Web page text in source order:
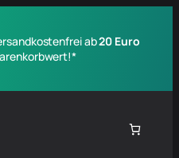
ab20 Euro